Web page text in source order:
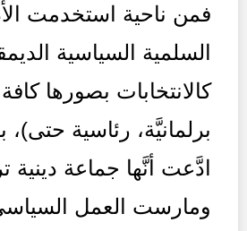
فمن ناحية استخدمت
السلمية السياسية
كالانتخابات بصورها كافة
برلمانيَّة، رئاسية حتى)،
ادَّعت أنَّها جماعة دينية
ومارست العمل